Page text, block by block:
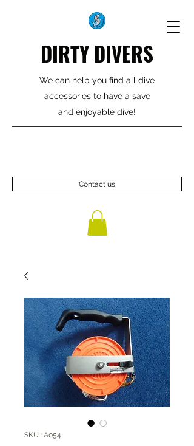
DIRTY DIVERS
We can help you find all dive
accessories to have a save
and enjoyable dive!
Contact us
SKU : A054